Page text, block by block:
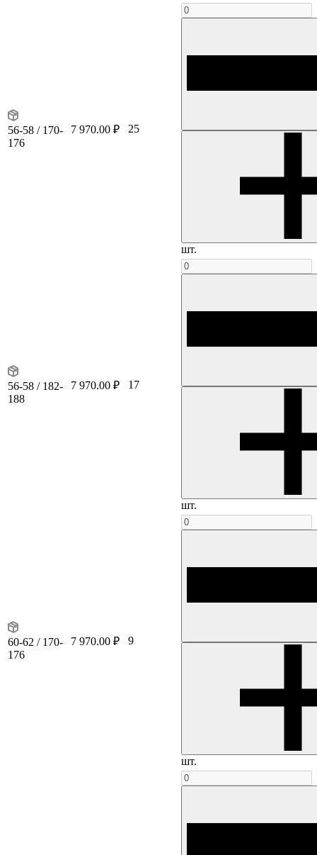
56-58 / 170-
176
7 970.00 ₽ 25
шт.
56-58 / 182-
188
7 970.00 ₽ 17
шт.
60-62 / 170-
176
7 970.00 ₽ 9
шт.